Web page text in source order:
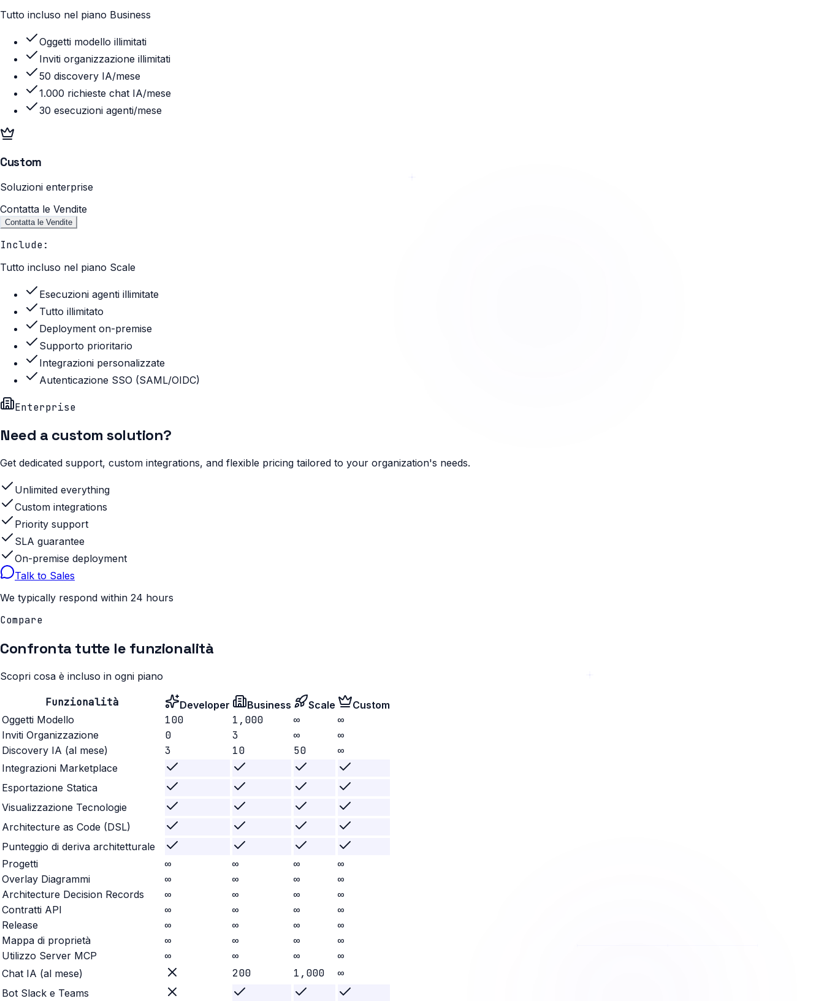
Tutto incluso nel piano Business
Oggetti modello illimitati
Inviti organizzazione illimitati
50 discovery IA/mese
1.000 richieste chat IA/mese
30 esecuzioni agenti/mese
Custom
Soluzioni enterprise
Contatta le Vendite
Contatta le Vendite
Include:
Tutto incluso nel piano Scale
Esecuzioni agenti illimitate
Tutto illimitato
Deployment on-premise
Supporto prioritario
Integrazioni personalizzate
Autenticazione SSO (SAML/OIDC)
Enterprise
Need a custom solution?
Get dedicated support, custom integrations, and flexible pricing tailored to your organization's needs.
Unlimited everything
Custom integrations
Priority support
SLA guarantee
On-premise deployment
Talk to Sales
We typically respond within 24 hours
Compare
Confronta tutte le funzionalità
Scopri cosa è incluso in ogni piano
Funzionalità Developer Business Scale
Custom
Oggetti Modello
100 1,000 ∞ ∞
Inviti Organizzazione 0 3 ∞ ∞
Discovery IA (al mese) 3 10 50 ∞
Integrazioni Marketplace
Esportazione Statica
Visualizzazione Tecnologie
Architecture as Code (DSL)
Punteggio di deriva architetturale
Progetti
∞ ∞ ∞ ∞
Overlay Diagrammi ∞ ∞ ∞ ∞
Architecture Decision Records ∞ ∞ ∞ ∞
Contratti API ∞ ∞ ∞ ∞
Release ∞ ∞ ∞ ∞
Mappa di proprietà ∞ ∞ ∞ ∞
Utilizzo Server MCP ∞ ∞ ∞ ∞
Chat IA (al mese) 200 1,000 ∞
Bot Slack e Teams